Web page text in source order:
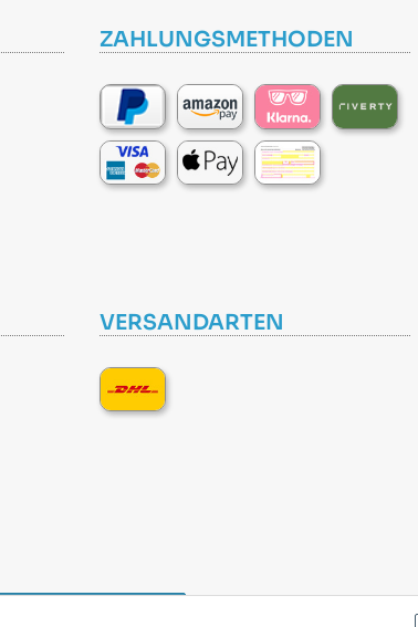
ZAHLUNGSMETHODEN
VERSANDARTEN